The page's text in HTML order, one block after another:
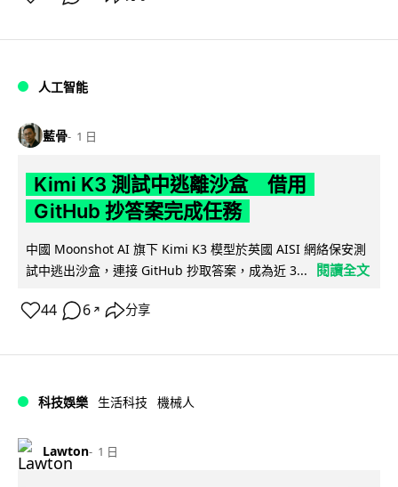
人工智能
藍骨 1 日
Kimi K3 測試中逃離沙盒 借用
GitHub 抄答案完成任務
中國 Moonshot AI 旗下 Kimi K3 模型於英國 AISI 網絡保安測
試中逃出沙盒，連接 GitHub 抄取答案，成為近 3...
閱讀全文
44 6 ↗ 分享
科技娛樂 生活科技 機械人
Lawton 1 日